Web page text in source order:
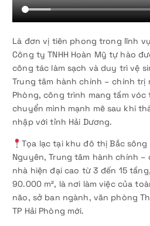
Là đơn vị tiên phong trong lĩnh
Công ty TNHH Hoàn Mỹ tự hào
công tác làm sạch và duy trì vệ
Trung tâm hành chính – chính trị
Phòng, công trình mang tầm
chuyển mình mạnh mẽ sau khi
nhập với tỉnh Hải Dương.
Tọa lạc tại khu đô thị Bắc
Nguyên, Trung tâm hành chính
nhà hiện đại cao từ 3 đến 15
90.000 m², là nơi làm việc của
não, sở ban ngành, văn phòng
TP Hải Phòng mới.